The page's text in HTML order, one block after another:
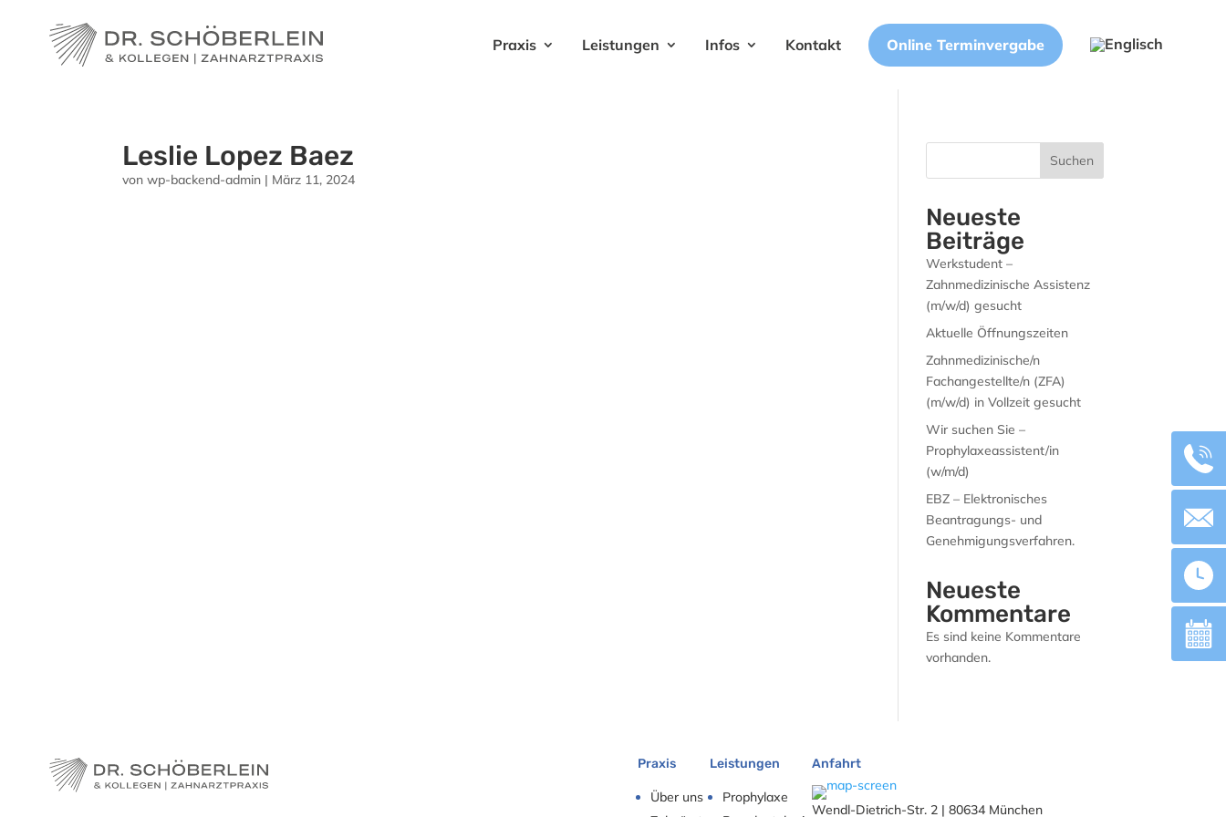
Praxis Leistungen Infos Kontakt Online Terminvergabe
Leslie Lopez Baez
vonwp-backend-admin | März 11, 2024
Suchen
Neueste
Beiträge
Werkstudent –
Zahnmedizinische Assistenz
(m/w/d) gesucht
Aktuelle Öffnungszeiten
Zahnmedizinische/n
Fachangestellte/n (ZFA)
(m/w/d) in Vollzeit gesucht
Wir suchen Sie –
Prophylaxeassistent/in
(w/m/d)
EBZ – Elektronisches
Beantragungs- und
Genehmigungsverfahren.
Neueste
Kommentare
Es sind keine Kommentare
vorhanden.
Praxis
Über uns
Leistungen
Prophylaxe
Anfahrt
Wendl-Dietrich-Str. 2 | 80634 München